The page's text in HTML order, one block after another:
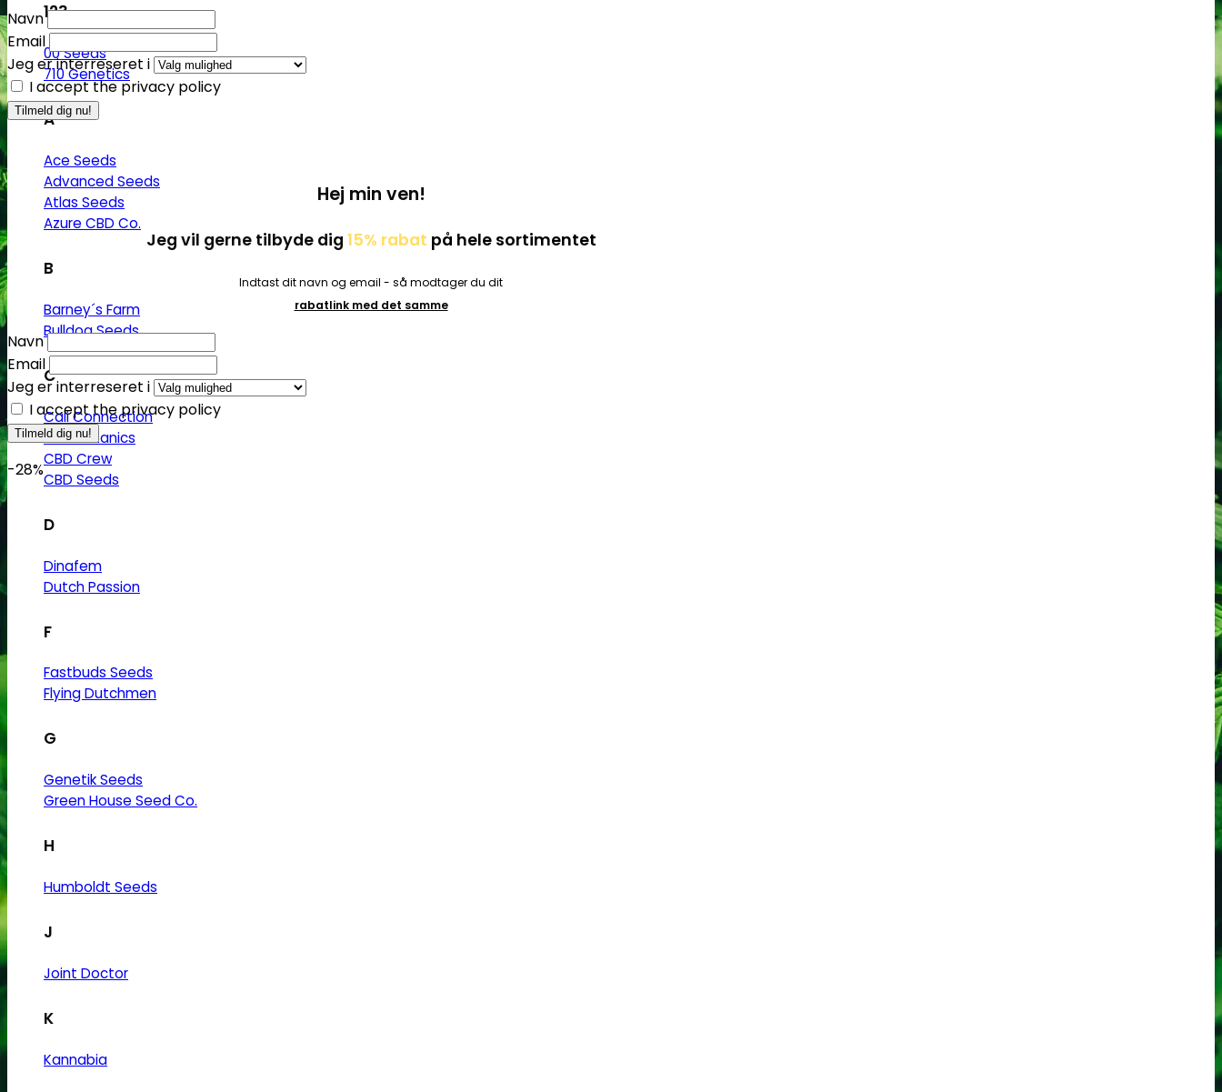
123
00 Seeds
710 Genetics
A
Ace Seeds
Advanced Seeds
Atlas Seeds
Azure CBD Co.
B
Barney´s Farm
Bulldog Seeds
C
Cali Connection
CBD Botanics
CBD Crew
CBD Seeds
D
Dinafem
Dutch Passion
F
Fastbuds Seeds
Flying Dutchmen
G
Genetik Seeds
Green House Seed Co.
H
Humboldt Seeds
J
Joint Doctor
K
Kannabia
Navn
Email
Jeg er interreseret i
I accept the privacy policy
Hej min ven!
Jeg vil gerne tilbyde dig 15% rabat på hele sortimentet
Indtast dit navn og email - så modtager du dit
rabatlink med det samme
Navn
Email
Jeg er interreseret i
I accept the privacy policy
-28%